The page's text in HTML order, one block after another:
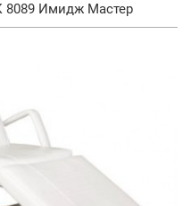
8089 Имидж Мастер